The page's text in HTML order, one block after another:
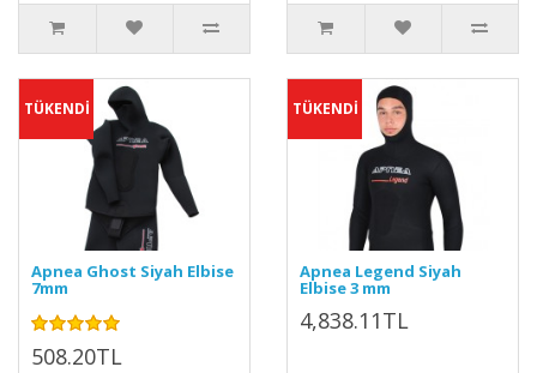
TÜKENDİ
Apnea Ghost Siyah Elbise
7mm
508.20TL
TÜKENDİ
Apnea Legend Siyah
Elbise 3 mm
4,838.11TL